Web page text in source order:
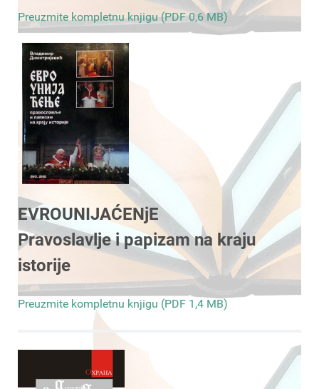
Preuzmite kompletnu knjigu (PDF 0,6 MB)
EVROUNIJAĆENjE
Pravoslavlje i papizam na kraju
istorije
Preuzmite kompletnu knjigu (PDF 1,4 MB)